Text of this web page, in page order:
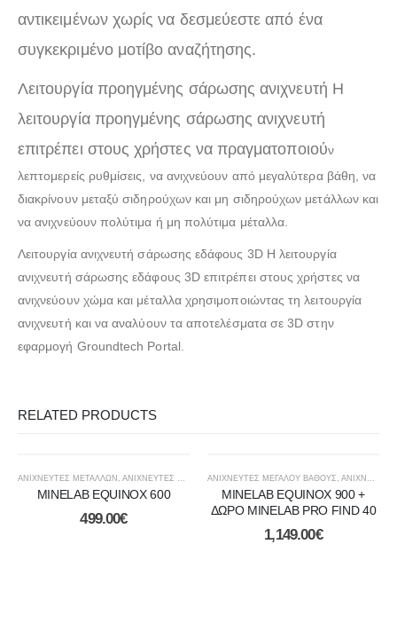
αντικειμένων χωρίς να δεσμεύεστε από ένα
συγκεκριμένο μοτίβο αναζήτησης.
Λειτουργία προηγμένης σάρωσης ανιχνευτή Η
λειτουργία προηγμένης σάρωσης ανιχνευτή
επιτρέπει στους χρήστες να πραγματοποιούν
λεπτομερείς ρυθμίσεις, να ανιχνεύουν από μεγαλύτερα βάθη, να
διακρίνουν μεταξύ σιδηρούχων και μη σιδηρούχων μετάλλων και
να ανιχνεύουν πολύτιμα ή μη πολύτιμα μέταλλα.
Λειτουργία ανιχνευτή σάρωσης εδάφους 3D Η λειτουργία
ανιχνευτή σάρωσης εδάφους 3D επιτρέπει στους χρήστες να
ανιχνεύουν χώμα και μέταλλα χρησιμοποιώντας τη λειτουργία
ανιχνευτή και να αναλύουν τα αποτελέσματα σε 3D στην
εφαρμογή Groundtech Portal.
RELATED PRODUCTS
ΑΝΙΧΝΕΥΤΕΣ ΜΕΤΑΛΛΩΝ , ΑΝΙΧΝΕΥΤΈΣ ΧΡΥΣΟΎ ,ΔΆΣΗ ΚΑΙ ΒΟΥΝΆ,ΘΆΛΑΣΣΑ ΚΑΙ ΑΚΤΉ
MINELAB EQUINOX 600
499.00€
ΑΝΙΧΝΕΥΤΈΣ ΜΕΓΆΛΟΎ ΒΆΘΟΥΣ , ΑΝΙΧΝΕΥΤΕΣ ΜΕΤΑΛΛΩΝ
MINELAB EQUINOX 900 +
ΔΩΡΟ MINELAB PRO FIND 40
1,149.00€